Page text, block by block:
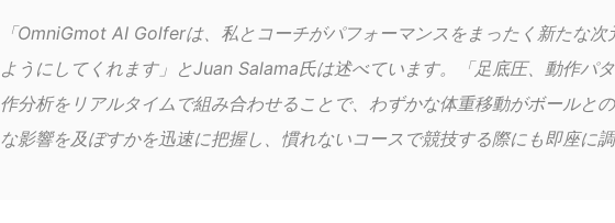
「OmniGmot AI Golferは、私とコーチがパフォーマンスをまったく新たな次
ようにしてくれます」とJuan Salama氏は述べています。「足底圧、動作パ
作分析をリアルタイムで組み合わせることで、わずかな体重移動がボールと
な影響を及ぼすかを迅速に把握し、慣れないコースで競技する際にも即座に調